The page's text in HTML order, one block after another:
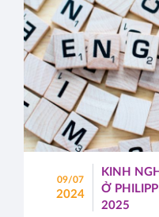
09/07
2024
KINH
Ở
2025